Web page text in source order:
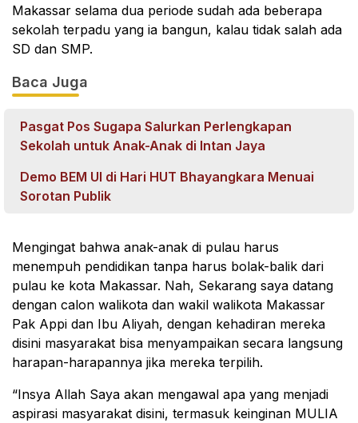
Makassar selama dua periode sudah ada beberapa
sekolah terpadu yang ia bangun, kalau tidak salah ada
SD dan SMP.
Baca Juga
Pasgat Pos Sugapa Salurkan Perlengkapan
Sekolah untuk Anak-Anak di Intan Jaya
Demo BEM UI di Hari HUT Bhayangkara Menuai
Sorotan Publik
Mengingat bahwa anak-anak di pulau harus
menempuh pendidikan tanpa harus bolak-balik dari
pulau ke kota Makassar. Nah, Sekarang saya datang
dengan calon walikota dan wakil walikota Makassar
Pak Appi dan Ibu Aliyah, dengan kehadiran mereka
disini masyarakat bisa menyampaikan secara langsung
harapan-harapannya jika mereka terpilih.
“Insya Allah Saya akan mengawal apa yang menjadi
aspirasi masyarakat disini, termasuk keinginan MULIA